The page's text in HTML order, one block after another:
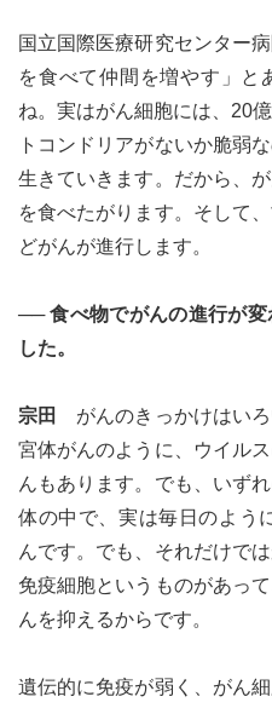
国立国際医療研究センター
を食べて仲間を増やす」と
ね。実はがん細胞には、20
トコンドリアがないか脆弱
生きていきます。だから、
を食べたがります。そして
どがんが進行します。
── 食べ物でがんの進行が
した。
宗田
がんのきっかけはい
宮体がんのように、ウイル
んもあります。でも、いず
体の中で、実は毎日のよう
んです。でも、それだけで
免疫細胞というものがあっ
んを抑えるからです。
遺伝的に免疫が弱く、がん